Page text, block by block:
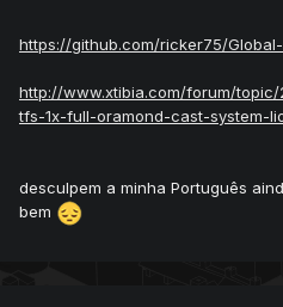
https://github.com/ricker75/
http://www.xtibia.com/forum/
tfs-1x-full-oramond-cast-system-
desculpem a minha Português
bem